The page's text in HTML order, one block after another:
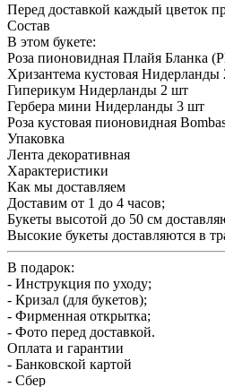
Перед доставкой каждый цветок
Состав
В этом букете:
Роза пионовидная Плайя Бланка
Хризантема кустовая Нидерланды
Гиперикум Нидерланды 2 шт
Гербера мини Нидерланды 3 шт
Роза кустовая пионовидная
Упаковка
Лента декоративная
Характеристики
Как мы доставляем
Доставим от 1 до 4 часов;
Букеты высотой до 50 см
Высокие букеты доставляются в
В подарок:
- Инструкция по уходу;
- Кризал (для букетов);
- Фирменная открытка;
- Фото перед доставкой.
Оплата и гарантии
- Банковской картой
- Сбер